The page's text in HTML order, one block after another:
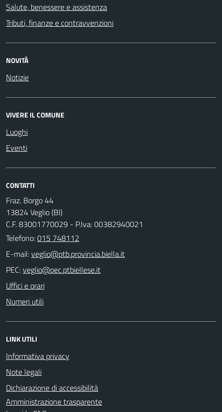
Salute, benessere e assistenza
Tributi, finanze e contravvenzioni
NOVITÀ
Notizie
VIVERE IL COMUNE
Luoghi
Eventi
CONTATTI
Fraz. Borgo 44
13824 Veglio (BI)
C.F. 83001770029 - P.Iva: 00382940021
Telefono:015 748112
E-mail:
PEC:
Uffici e orari
Numeri utili
LINK UTILI
Informativa privacy
Note legali
Dichiarazione di accessibilità
Amministrazione trasparente